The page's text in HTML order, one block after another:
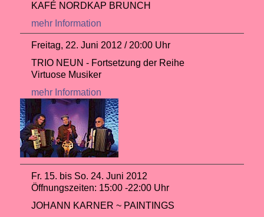
KAFÉ NORDKAP BRUNCH
mehr Information
Freitag, 22. Juni 2012 / 20:00 Uhr
TRIO NEUN - Fortsetzung der Reihe
Virtuose Musiker
mehr Information
Fr. 15. bis So. 24. Juni 2012
Öffnungszeiten: 15:00 -22:00 Uhr
JOHANN KARNER ~ PAINTINGS